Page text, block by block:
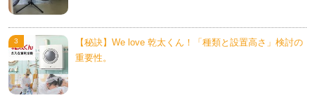
【秘訣】We love 乾太くん！「種類と設置高さ」検討の
重要性。